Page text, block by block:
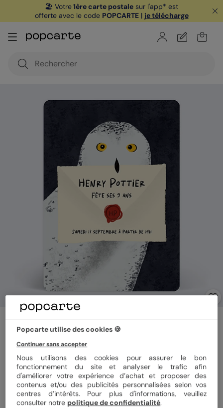
🏖️ Votre1ère carte postale sur l'app* est
offerte avec le code POPCARTE| je télécharge
Chouette Magique
5(2avis)
Format 12x17 cm
Popcarte utilise des cookies 🍪
Continuer sans accepter
Nous utilisons des cookies pour assurer le bon
fonctionnement du site et analyser le trafic afin
d'améliorer votre expérience d’achat et proposer des
contenus et/ou des publicités personnalisées selon vos
centres d’intérêts. Pour plus d'informations, veuillez
consulter notre politique de confidentialité.